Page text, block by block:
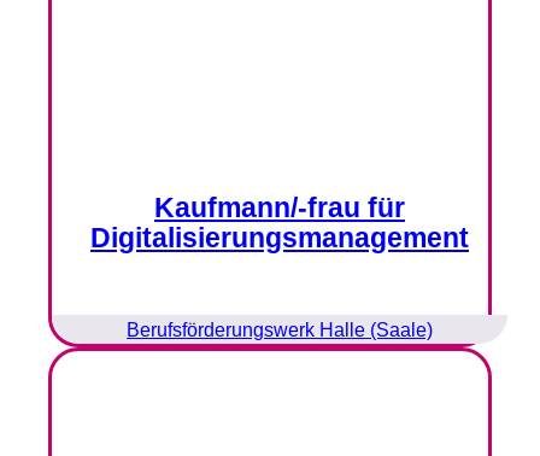
Kaufmann/-frau für
Digitalisierungsmanagement
Berufsförderungswerk Halle (Saale)